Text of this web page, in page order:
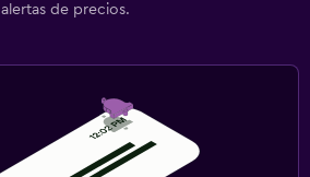
alertas de precios.